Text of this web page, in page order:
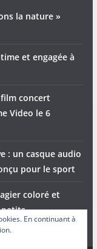
la nature »
et engagée à
concert
Video le 6
: un casque audio
pour le sport
coloré et
petits
En continuant à